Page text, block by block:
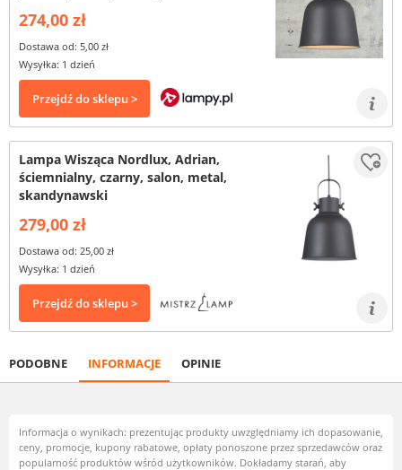
274,00 zł
Dostawa od: 5,00 zł
Wysyłka: 1 dzień
Przejdź do sklepu >
Lampa Wisząca Nordlux, Adrian,
ściemnialny, czarny, salon, metal,
skandynawski
279,00 zł
Dostawa od: 25,00 zł
Wysyłka: 1 dzień
Przejdź do sklepu >
PODOBNE INFORMACJE OPINIE
Informacja o wynikach: prezentując produkty uwzględniamy ich dopasowanie,
ceny, promocje, kupony rabatowe, opłaty ponoszone przez sprzedawców oraz
popularność produktów wśród użytkowników. Dokładamy starań, aby